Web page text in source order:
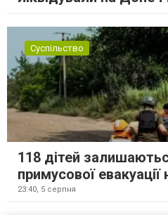
Суспільство
118 дітей
примусової евакуації
23:40, 5 серпня